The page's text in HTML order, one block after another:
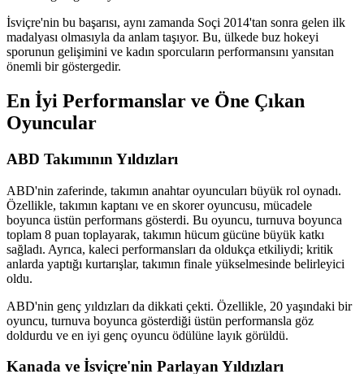
İsviçre'nin bu başarısı, aynı zamanda Soçi 2014'tan sonra gelen ilk
madalyası olmasıyla da anlam taşıyor. Bu, ülkede buz hokeyi
sporunun gelişimini ve kadın sporcuların performansını yansıtan
önemli bir göstergedir.
En İyi Performanslar ve Öne Çıkan
Oyuncular
ABD Takımının Yıldızları
ABD'nin zaferinde, takımın anahtar oyuncuları büyük rol oynadı.
Özellikle, takımın kaptanı ve en skorer oyuncusu, mücadele
boyunca üstün performans gösterdi. Bu oyuncu, turnuva boyunca
toplam 8 puan toplayarak, takımın hücum gücüne büyük katkı
sağladı. Ayrıca, kaleci performansları da oldukça etkiliydi; kritik
anlarda yaptığı kurtarışlar, takımın finale yükselmesinde belirleyici
oldu.
ABD'nin genç yıldızları da dikkati çekti. Özellikle, 20 yaşındaki bir
oyuncu, turnuva boyunca gösterdiği üstün performansla göz
doldurdu ve en iyi genç oyuncu ödülüne layık görüldü.
Kanada ve İsviçre'nin Parlayan Yıldızları